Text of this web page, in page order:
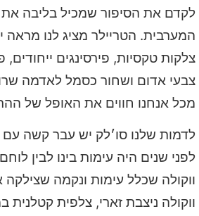
לקדם את הסיפור שמכיל בליבה את
המערבית. הטריילר מציג לנו מראה
צלקות טקסיות, פירסינגים
צבעי אדום ושחור כסמל לאדמה
מכל אנחנו חווים את האופל של
לדמות שלנו סו׳לק יש עבר קשה
לפני שנים היה עימות בינו לבין
ווקולה שכלל עימות ונקמה שצילקה
ווקולה ניצבת זארי, צלפית קטלנית